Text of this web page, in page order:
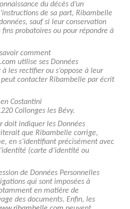
du décès d’un
de sa part, Ribambelle
sauf si leur conservation
fins probatoires ou pour répondre à
comment
utilise ses Données
les rectifier ou s’oppose à leur
contacter Ribambelle par écrit
Costantini
Collonges les Bévy.
doit indiquer les Données
que Ribambelle corrige,
en s’identifiant précisément avec
(carte d’identité ou
de Données Personnelles
qui sont imposées à
en matière de
des documents. Enfin, les